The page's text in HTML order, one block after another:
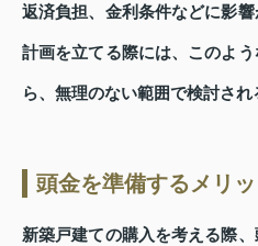
返済負担、金利条件などに影
計画を立てる際には、このよ
ら、無理のない範囲で検討され
頭金を準備するメリ
新築戸建ての購入を考える際